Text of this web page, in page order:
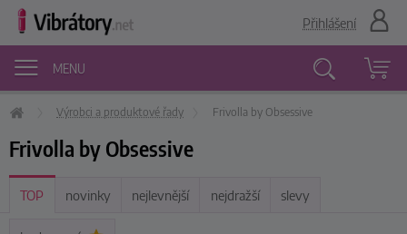
MENU
Vyhledávání
Přihlášení
Výrobci a produktové řady Frivolla by Obsessive
Frivolla by Obsessive
TOP novinky nejlevnější nejdražší slevy